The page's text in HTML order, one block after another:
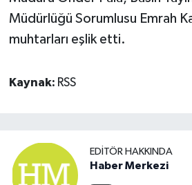
Müdürlüğü Sorumlusu Emrah
muhtarları eşlik etti.
Kaynak: RSS
EDITÖR HAKKINDA
Haber Merkezi